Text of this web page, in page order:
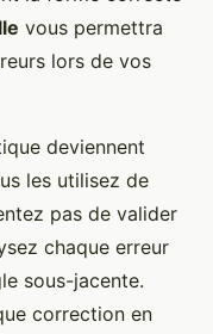
vous permettra
lors de vos
deviennent
les utilisez de
pas de valider
chaque erreur
sous-jacente.
correction en